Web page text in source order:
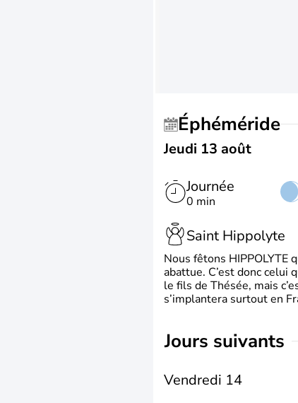
Éphéméride
Jeudi 13 août
Journée
0 min
Saint Hippolyte
Nous fêtons HIPPOLYTE
abattue. C’est donc celui
le fils de Thésée, mais
s’implantera surtout en
jours suivants
Vendredi 14